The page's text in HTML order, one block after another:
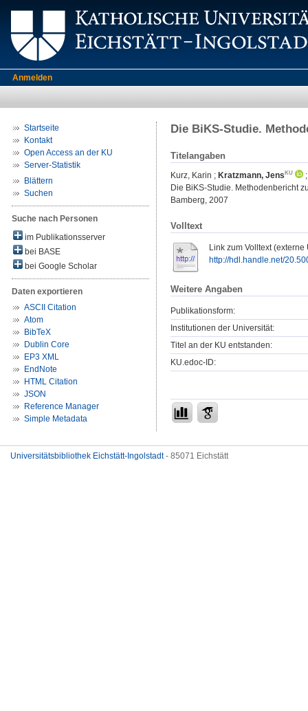
Anmelden
Startseite
Kontakt
Open Access an der KU
Server-Statistik
Blättern
Suchen
Suche nach Personen
im Publikationsserver
bei BASE
bei Google Scholar
Daten exportieren
ASCII Citation
Atom
BibTeX
Dublin Core
EP3 XML
EndNote
HTML Citation
JSON
Reference Manager
Simple Metadata
Die BiKS-Studie.
Titelangaben
Kurz, Karin ; Kratzmann, Jens
Die BiKS-Studie. Methodenbericht
Bamberg, 2007
Volltext
Link zum Volltext (externe
http://hdl.handle.net/
Weitere Angaben
Publikationsform:
Institutionen der Universität:
Titel an der KU entstanden:
KU.edoc-ID:
Universitätsbibliothek Eichstätt-Ingolstadt- 85071 Eichstätt